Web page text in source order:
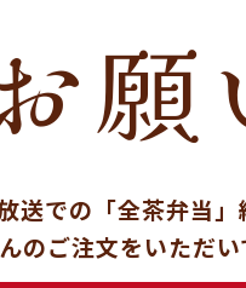
願
送での「全茶弁当」
のご注文をいただい